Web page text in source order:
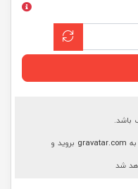
باشد.
gravatar.com بروید و
شد